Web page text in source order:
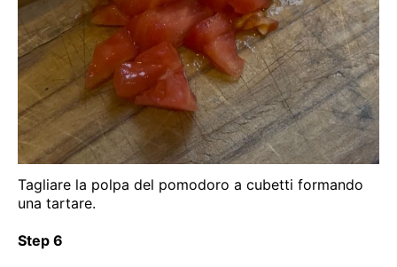
Tagliare la polpa del pomodoro a cubetti formando
una tartare.
Step 6